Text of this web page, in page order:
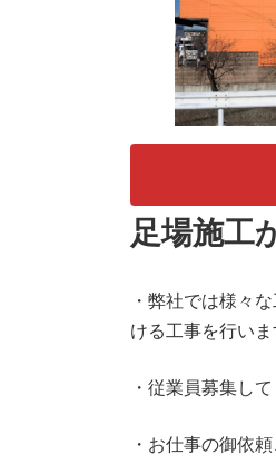
足場施工
・弊社では様々
ける工事を行い
・従業員募集し
・お仕事の御依